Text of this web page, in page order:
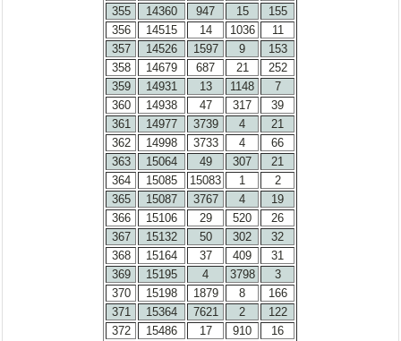
355
14360 947 15
155
356
14515 14 1036
11
357
14526 1597 9
153
358
14679 687 21
252
359
14931 13 1148
7
360
14938 47 317
39
361
14977 3739 4
21
362
14998 3733 4
66
363
15064 49 307
21
364
15085 15083 1
2
365
15087 3767 4
19
366
15106 29 520
26
367
15132 50 302
32
368
15164 37 409
31
369
15195 4 3798
3
370
15198 1879 8
166
371
15364 7621 2
122
372
15486 17 910
16